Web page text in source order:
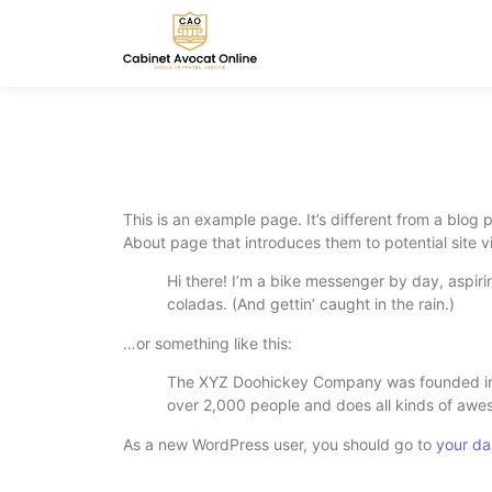
This is an example page. It’s different from a
About page that introduces them to potential site
Hi there! I’m a bike messenger by day,
coladas. (And gettin’ caught in the rain.)
…or something like this:
The XYZ Doohickey Company was founded
over 2,000 people and does all kinds of
As a new WordPress user, you should go to your